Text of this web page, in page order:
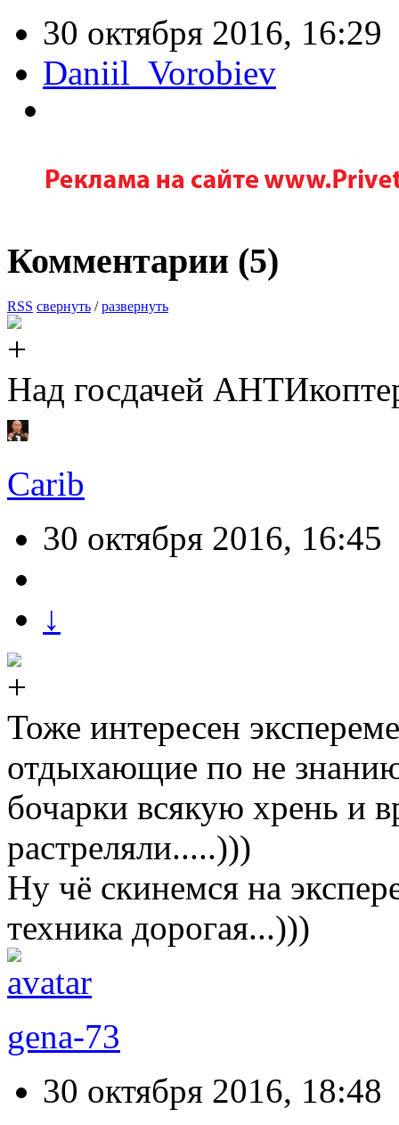
30 октября 2016, 16:29
Daniil_Vorobiev
Комментарии (5)
RSS свернуть /развернуть
Над госдачей
Carib
30 октября 2016, 16:45
↓
Тоже интересен
отдыхающие по не
бочарки всякую хрень и
растреляли.....)))
Ну чё скинемся на
техника дорогая...)))
gena-73
30 октября 2016, 18:48